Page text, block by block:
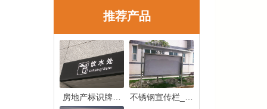
推荐产品
房地产标识牌制
不锈钢宣传栏_不